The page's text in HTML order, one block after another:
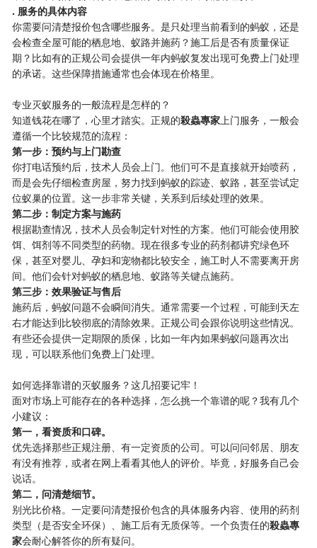
​. 服务的具体内容​
你需要问清楚报价包含哪些服务。是只处理当前看到的蚂蚁，还是
会检查全屋可能的栖息地、蚁路并施药？施工后是否有质量保证
期？比如有的正规公司会提供一年内蚂蚁复发出现可免费上门处理
的承诺。这些保障措施通常也会体现在价格里。
专业灭蚁服务的一般流程是怎样的？
知道钱花在哪了，心里才踏实。正规的​​殺蟲專家​​上门服务，一般会
遵循一个比较规范的流程：
​第一步：预约与上门勘查​
你打电话预约后，技术人员会上门。他们可不是直接就开始喷药，
而是会先仔细检查房屋，努力找到蚂蚁的踪迹、蚁路，甚至尝试定
位蚁巢的位置。这一步非常关键，关系到后续处理的效果。
​第二步：制定方案与施药​
根据勘查情况，技术人员会制定针对性的方案。他们可能会使用胶
饵、饵剂等不同类型的药物。现在很多专业的药剂都讲究绿色环
保，甚至对婴儿、孕妇和宠物都比较安全，施工时人不需要离开房
间。他们会针对蚂蚁的栖息地、蚁路等关键点施药。
​第三步：效果验证与售后​
施药后，蚂蚁问题不会瞬间消失。通常需要一个过程，可能到天左
右才能达到比较彻底的清除效果。正规公司会跟你说明这些情况。
有些还会提供一定期限的质保，比如一年内如果蚂蚁问题再次出
现，可以联系他们免费上门处理。
如何选择靠谱的灭蚁服务？这几招要记牢！
面对市场上可能存在的各种选择，怎么挑一个靠谱的呢？我有几个
小建议：
​第一，看资质和口碑。​
优先选择那些正规注册、有一定资质的公司。可以问问邻居、朋友
有没有推荐，或者在网上看看其他人的评价。毕竟，好服务自己会
说话。
​第二，问清楚细节。​
别光比价格。一定要问清楚报价包含的具体服务内容、使用的药剂
类型（是否安全环保）、施工后有无质保等。一个负责任的​​殺蟲專
家​​会耐心解答你的所有疑问。